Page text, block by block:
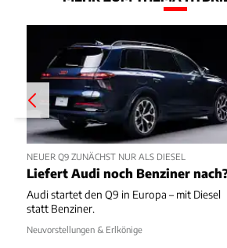
NEUER Q9 ZUNÄCHST NUR ALS DIESEL
Liefert Audi noch Benziner
Audi startet den Q9 in Europa – mit Diesel
statt Benziner.
Neuvorstellungen & Erlkönige